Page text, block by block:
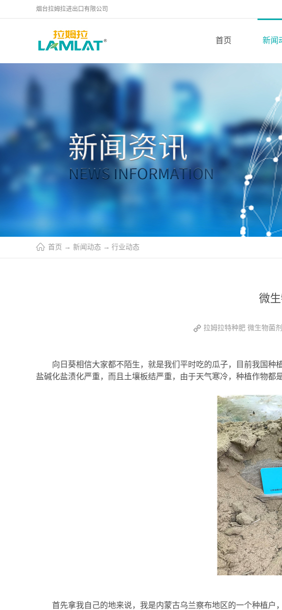
烟台拉姆拉进出口有限公司
首页 新闻
首页 → 新闻动态 → 行业动态
微
拉姆拉特种肥 微生物菌
向日葵相信大家都不陌生，就是我们平时吃的瓜子，目前我国
盐碱化盐渍化严重，而且土壤板结严重，由于天气寒冷，种植作物都
首先拿我自己的地来说，我是内蒙古乌兰察布地区的一个种植户